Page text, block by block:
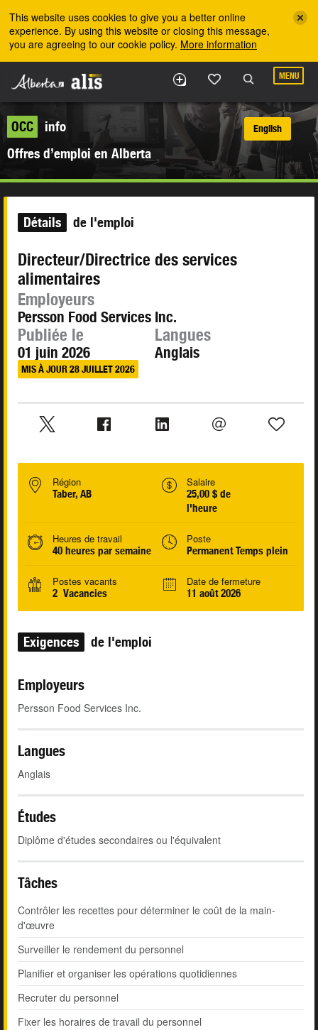
This website uses cookies to give you a better online
experience. By using this website or closing this message,
you are agreeing to our cookie policy. More information
MENU
OCC
info
Offres d’emploi en Alberta
English
Détails de l'emploi
Directeur/Directrice des services
alimentaires
Employeurs
Persson Food Services Inc.
Publiée le
01 juin 2026
MIS À JOUR 28 JUILLET 2026
Langues
Anglais
Région
Taber, AB
Salaire
25,00 $ de
l'heure
Heures de travail
40 heures par semaine
Poste
Permanent Temps plein
Postes vacants
2 Vacancies
Date de fermeture
11 août 2026
Exigences de l'emploi
Employeurs
Persson Food Services Inc.
Langues
Anglais
Études
Diplôme d'études secondaires ou l'équivalent
Tâches
Contrôler les recettes pour déterminer le coût de la main-
d'œuvre
Surveiller le rendement du personnel
Planifier et organiser les opérations quotidiennes
Recruter du personnel
Fixer les horaires de travail du personnel